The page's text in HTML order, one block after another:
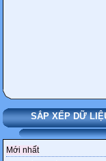
SẮP XẾP DỮ
Mới nhất